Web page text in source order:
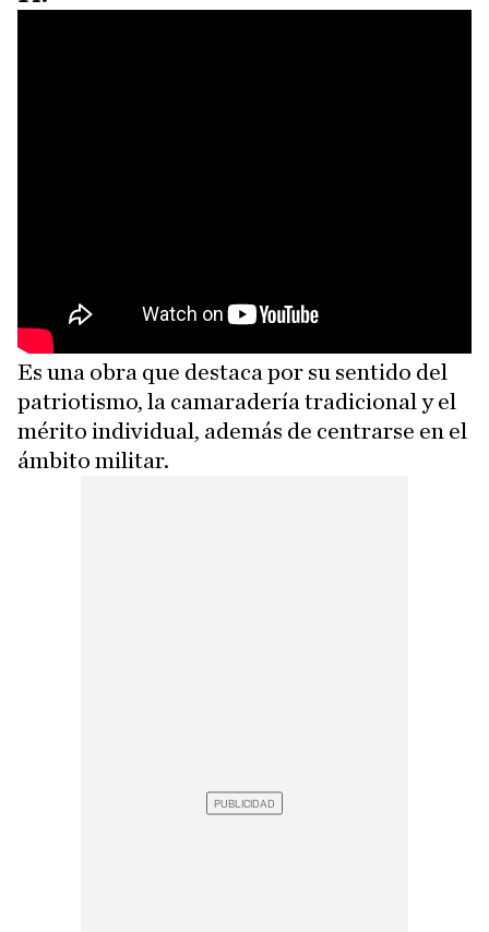
Es una obra que destaca por su sentido del
patriotismo, la camaradería tradicional y el
mérito individual, además de centrarse en el
ámbito militar.